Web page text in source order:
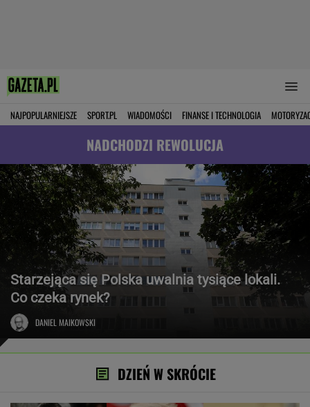
NAJPOPULARNIEJSZE SPORT.PL WIADOMOŚCI FINANSE I TECHNOLOGIA
NADCHODZI REWOLUCJA
Starzejąca się Polska uwalnia tysiące lokali.
Co czeka rynek?
DANIEL MAIKOWSKI
DZIEŃ W SKRÓCIE